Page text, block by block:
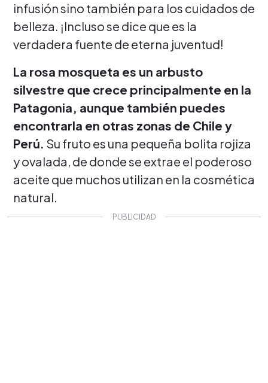
infusión sino también para los cuidados de
belleza. ¡Incluso se dice que es la
verdadera fuente de eterna juventud!
La rosa mosqueta es un arbusto
silvestre que crece principalmente en la
Patagonia, aunque también puedes
encontrarla en otras zonas de Chile y
Perú. Su fruto es una pequeña bolita rojiza
y ovalada, de donde se extrae el poderoso
aceite que muchos utilizan en la cosmética
natural.